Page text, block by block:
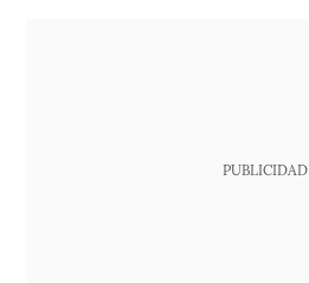
PUBLICIDAD